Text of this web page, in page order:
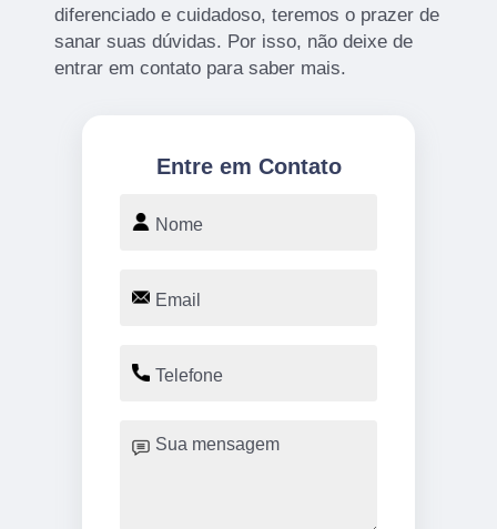
diferenciado e cuidadoso, teremos o prazer de
sanar suas dúvidas. Por isso, não deixe de
entrar em contato para saber mais.
Entre em Contato